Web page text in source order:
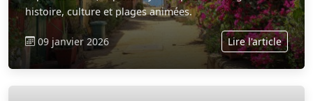
histoire, culture et plages animées.
09 janvier 2026 Lire l'article